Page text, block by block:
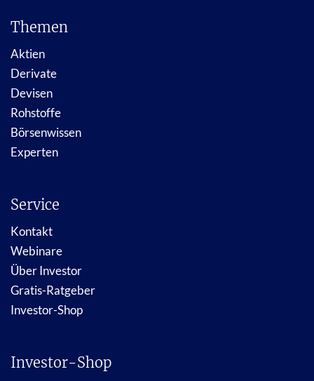
Themen
Aktien
Derivate
Devisen
Rohstoffe
Börsenwissen
Experten
Service
Kontakt
Webinare
Über Investor
Gratis-Ratgeber
Investor-Shop
Investor-Shop